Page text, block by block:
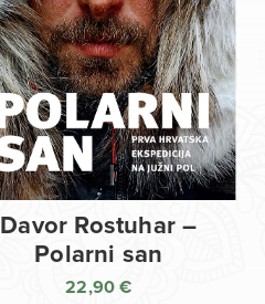
Davor Rostuhar –
Polarni san
22,90€